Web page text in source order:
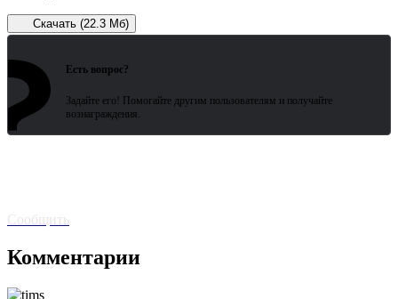
Скачать (22.3 Мб)
Есть вопрос?
Задайте его! Помогайте другим пользователям и получайте
вознаграждения.
Сообщить
Комментарии